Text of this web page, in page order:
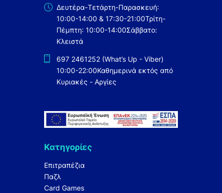
Δευτέρα-Τετάρτη-Παρασκευή:
10:00-14:00 & 17:30-21:00Τρίτη-
Πέμπτη: 10:00-14:00Σάββατο:
Κλειστά
697 2461252 (What’s Up - Viber)
10:00-22:00Καθημερινά εκτός από
Κυριακές - Αργίες
Κατηγορίες
Επιτραπέζια
Παζλ
Card Games